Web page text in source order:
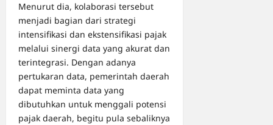
Menurut dia, kolaborasi tersebut
menjadi bagian dari strategi
intensifikasi dan ekstensifikasi pajak
melalui sinergi data yang akurat dan
terintegrasi. Dengan adanya
pertukaran data, pemerintah daerah
dapat meminta data yang
dibutuhkan untuk menggali potensi
pajak daerah, begitu pula sebaliknya